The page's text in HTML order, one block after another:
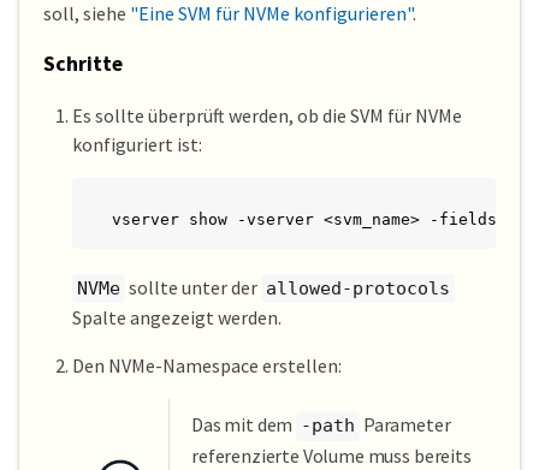
soll, siehe "Eine SVM für NVMe konfigurieren".
Schritte
Es sollte überprüft werden, ob die SVM für NVMe
konfiguriert ist:
vserver show -vserver <svm_name> -fields
NVMe sollte unter der allowed-protocols
Spalte angezeigt werden.
Den NVMe-Namespace erstellen:
Das mit dem -path Parameter
referenzierte Volume muss bereits